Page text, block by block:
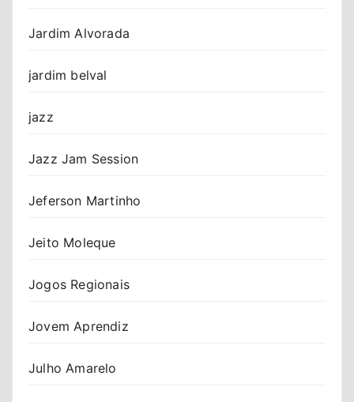
Jardim Alvorada
jardim belval
jazz
Jazz Jam Session
Jeferson Martinho
Jeito Moleque
Jogos Regionais
Jovem Aprendiz
Julho Amarelo